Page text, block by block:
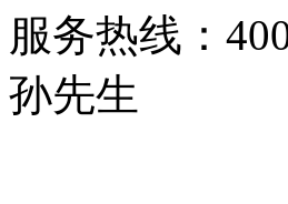
服务热线：
孙先生